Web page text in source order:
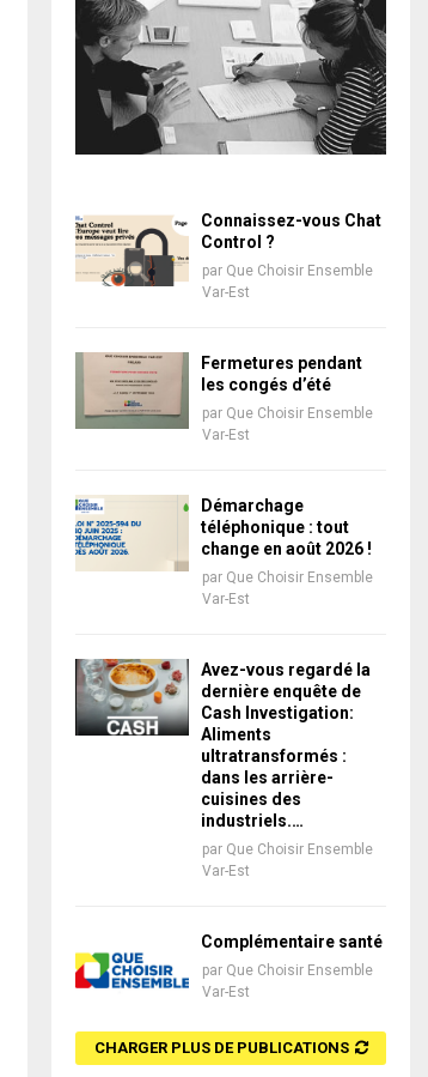
Connaissez-vous Chat
Control ?
par Que Choisir Ensemble
Var-Est
Fermetures pendant
les congés d’été
par Que Choisir Ensemble
Var-Est
Démarchage
téléphonique : tout
change en août 2026 !
par Que Choisir Ensemble
Var-Est
Avez-vous regardé la
dernière enquête de
Cash Investigation:
Aliments
ultratransformés :
dans les arrière-
cuisines des
industriels.…
par Que Choisir Ensemble
Var-Est
Complémentaire santé
par Que Choisir Ensemble
Var-Est
CHARGER PLUS DE PUBLICATIONS